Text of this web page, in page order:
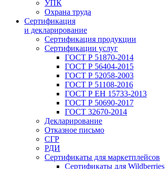
УПК
Охрана труда
Сертификация
и декларирование
Сертификация продукции
Сертификации услуг
ГОСТ Р 51870-2014
ГОСТ Р 56404-2015
ГОСТ Р 52058-2003
ГОСТ Р 51108-2016
ГОСТ Р ЕН 15733-2013
ГОСТ Р 50690-2017
ГОСТ 32670-2014
Декларирование
Отказное письмо
СГР
РДИ
Сертификаты для маркетплейсов
Сертификаты для Wildberries